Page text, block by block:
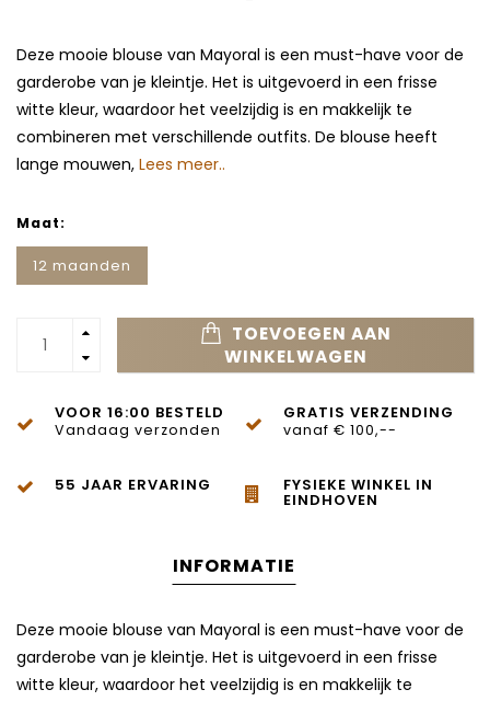
Deze mooie blouse van Mayoral is een must-have voor de
garderobe van je kleintje. Het is uitgevoerd in een frisse
witte kleur, waardoor het veelzijdig is en makkelijk te
combineren met verschillende outfits. De blouse heeft
lange mouwen, Lees meer..
Maat:
12 maanden
TOEVOEGEN AAN
WINKELWAGEN
VOOR 16:00 BESTELD
Vandaag verzonden
GRATIS VERZENDING
vanaf € 100,--
55 JAAR ERVARING FYSIEKE WINKEL IN
EINDHOVEN
INFORMATIE
Deze mooie blouse van Mayoral is een must-have voor de
garderobe van je kleintje. Het is uitgevoerd in een frisse
witte kleur, waardoor het veelzijdig is en makkelijk te